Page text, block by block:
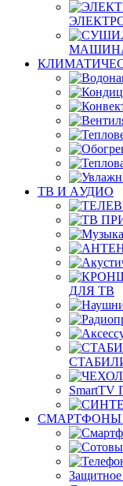
ТВ И AУДИО
ДЛЯ ТВ
СМАРТФОНЫ
Защитное